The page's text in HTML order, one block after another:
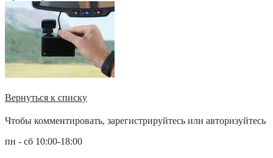
Вернуться к списку
Чтобы комментировать, зарегистрируйтесь или авторизуйтесь
пн - сб 10:00-18:00